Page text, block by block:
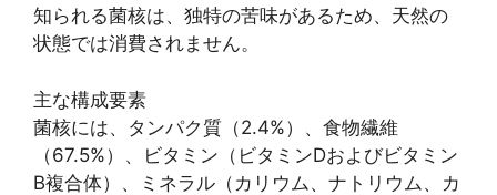
知られる菌核は、独特の苦味があるため、天然の
状態では消費されません。
主な構成要素
菌核には、タンパク質（2.4%）、食物繊維
（67.5%）、ビタミン（ビタミンDおよびビタミン
B複合体）、ミネラル（カリウム、ナトリウム、カ